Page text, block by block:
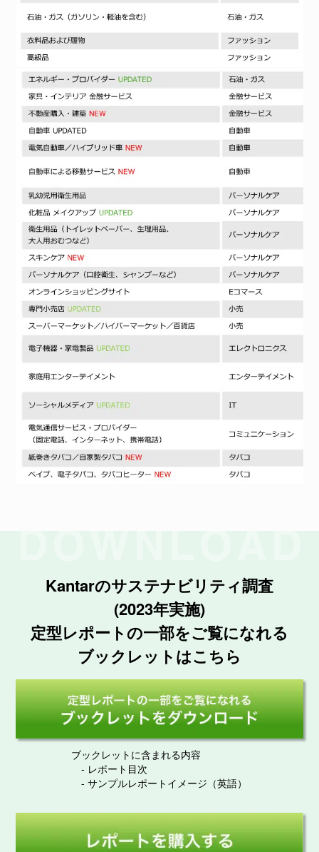
Kantarのサステナビリティ調査
(2023年実施)
定型レポートの一部をご覧になれる
ブックレットはこちら
ブックレットに含まれる内容
- レポート目次
- サンプルレポートイメージ（英語）